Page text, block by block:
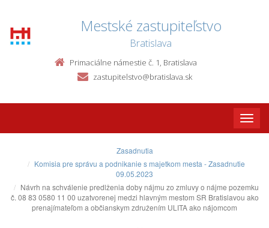
Mestské zastupiteľstvo
Bratislava
Primaciálne námestie č. 1, Bratislava
zastupitelstvo@bratislava.sk
Toggle
Zasadnutia
Komisia pre správu a podnikanie s majetkom mesta - Zasadnutie
09.05.2023
Návrh na schválenie predlženia doby nájmu zo zmluvy o nájme pozemku
č. 08 83 0580 11 00 uzatvorenej medzi hlavným mestom SR Bratislavou ako
prenajímateľom a občianskym združením ULITA ako nájomcom